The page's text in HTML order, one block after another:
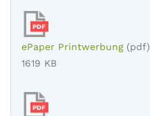
PDF
ePaper Printwerbung (pdf)
1619 KB
PDF